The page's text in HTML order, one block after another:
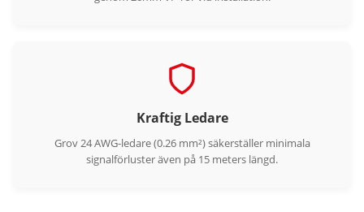
Kraftig Ledare
Grov 24 AWG-ledare (0.26 mm²) säkerställer minimala
signalförluster även på 15 meters längd.